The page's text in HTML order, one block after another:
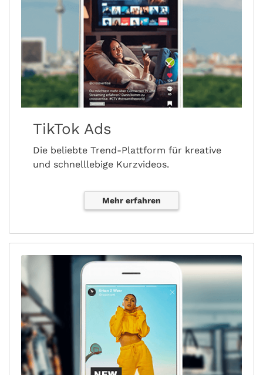
TikTok Ads
Die beliebte Trend-Plattform für kreative
und schnelllebige Kurzvideos.
Mehr erfahren